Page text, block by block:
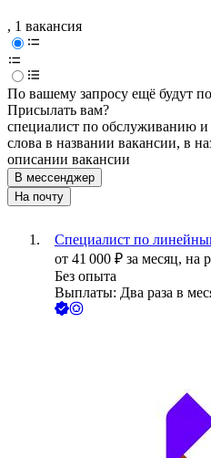
, 1 вакансия
По вашему запросу ещё будут
Присылать вам?
специалист по обслуживанию и
слова в названии вакансии, в
описании вакансии
В мессенджер
На почту
Специалист по
от 41 000 ₽ за месяц, на
Без опыта
Выплаты: Два раза в